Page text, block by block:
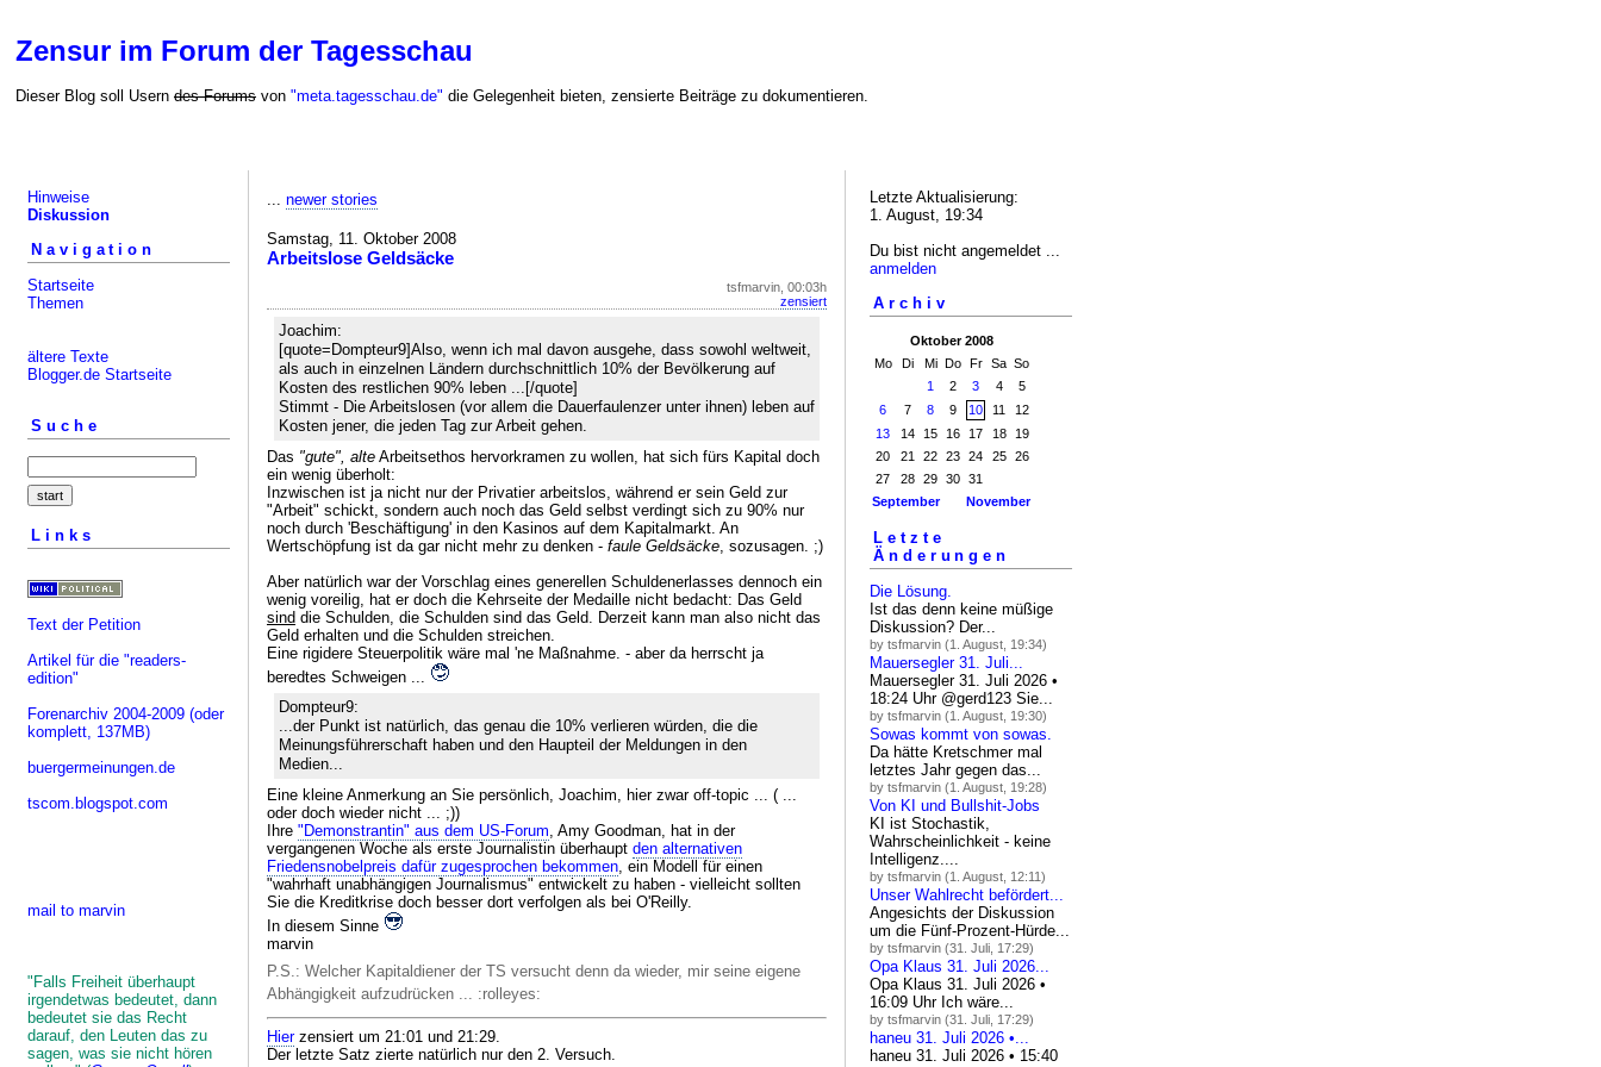
Zensur im Forum der Tagesschau
Dieser Blog soll Usern des Forums von "meta.tagesschau.de" die Gelegenheit bieten, zensierte Beiträge zu dokumentieren.
Hinweise
Diskussion
Navigation
Startseite
Themen
ältere Texte
Blogger.de Startseite
Suche
Links
Text der Petition
Artikel für die "readers-
edition"
Forenarchiv 2004-2009 (oder
komplett, 137MB)
buergermeinungen.de
tscom.blogspot.com
mail to marvin
"Falls Freiheit überhaupt
irgendetwas bedeutet, dann
bedeutet sie das Recht
darauf, den Leuten das zu
sagen, was sie nicht hören
... newer stories
Samstag, 11. Oktober 2008
Arbeitslose Geldsäcke
tsfmarvin, 00:03h
zensiert
Joachim:
[quote=Dompteur9]Also, wenn ich mal davon ausgehe, dass sowohl weltweit,
als auch in einzelnen Ländern durchschnittlich 10% der Bevölkerung auf
Kosten des restlichen 90% leben ...[/quote]
Stimmt - Die Arbeitslosen (vor allem die Dauerfaulenzer unter ihnen) leben auf
Kosten jener, die jeden Tag zur Arbeit gehen.
Das "gute", alte Arbeitsethos hervorkramen zu wollen, hat sich fürs Kapital doch
ein wenig überholt:
Inzwischen ist ja nicht nur der Privatier arbeitslos, während er sein Geld zur
"Arbeit" schickt, sondern auch noch das Geld selbst verdingt sich zu 90% nur
noch durch 'Beschäftigung' in den Kasinos auf dem Kapitalmarkt. An
Wertschöpfung ist da gar nicht mehr zu denken - faule Geldsäcke, sozusagen. ;)
Aber natürlich war der Vorschlag eines generellen Schuldenerlasses dennoch ein
wenig voreilig, hat er doch die Kehrseite der Medaille nicht bedacht: Das Geld
sind die Schulden, die Schulden sind das Geld. Derzeit kann man also nicht das
Geld erhalten und die Schulden streichen.
Eine rigidere Steuerpolitik wäre mal 'ne Maßnahme. - aber da herrscht ja
beredtes Schweigen ...
Dompteur9:
...der Punkt ist natürlich, das genau die 10% verlieren würden, die die
Meinungsführerschaft haben und den Haupteil der Meldungen in den
Medien...
Eine kleine Anmerkung an Sie persönlich, Joachim, hier zwar off-topic ... ( ...
oder doch wieder nicht ... ;))
Ihre "Demonstrantin" aus dem US-Forum, Amy Goodman, hat in der
vergangenen Woche als erste Journalistin überhaupt den alternativen
Friedensnobelpreis dafür zugesprochen bekommen, ein Modell für einen
"wahrhaft unabhängigen Journalismus" entwickelt zu haben - vielleicht sollten
Sie die Kreditkrise doch besser dort verfolgen als bei O'Reilly.
In diesem Sinne
marvin
P.S.: Welcher Kapitaldiener der TS versucht denn da wieder, mir seine eigene
Abhängigkeit aufzudrücken ... :rolleyes:
Hierzensiert um 21:01 und 21:29.
Der letzte Satz zierte natürlich nur den 2. Versuch.
Letzte Aktualisierung:
1. August, 19:34
Du bist nicht angemeldet ...
anmelden
Archiv
Oktober 2008
Mo
Di Mi Do Fr Sa So
1
2 3 4
5
6
7 8 9 10 11
12
13
14 15 16 17 18
19
20
21 22 23 24 25
26
27
28 29 30 31
September
November
Letzte
Änderungen
Die Lösung.
Ist das denn keine müßige
Diskussion? Der...
by tsfmarvin (1. August, 19:34)
Mauersegler 31. Juli...
Mauersegler 31. Juli 2026 •
18:24 Uhr @gerd123 Sie...
by tsfmarvin (1. August, 19:30)
Sowas kommt von sowas.
Da hätte Kretschmer mal
letztes Jahr gegen das...
by tsfmarvin (1. August, 19:28)
Von KI und Bullshit-Jobs
KI ist Stochastik,
Wahrscheinlichkeit - keine
Intelligenz....
by tsfmarvin (1. August, 12:11)
Unser Wahlrecht befördert...
Angesichts der Diskussion
um die Fünf-Prozent-Hürde...
by tsfmarvin (31. Juli, 17:29)
Opa Klaus 31. Juli 2026...
Opa Klaus 31. Juli 2026 •
16:09 Uhr Ich wäre...
by tsfmarvin (31. Juli, 17:29)
haneu 31. Juli 2026 •...
haneu 31. Juli 2026 • 15:40